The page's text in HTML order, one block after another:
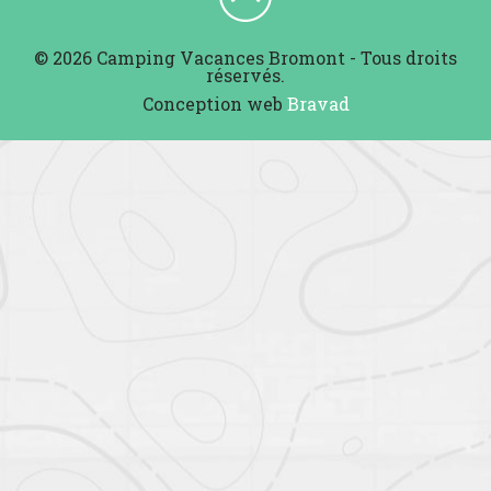
© 2026 Camping Vacances Bromont - Tous droits
réservés.
Conception web Bravad